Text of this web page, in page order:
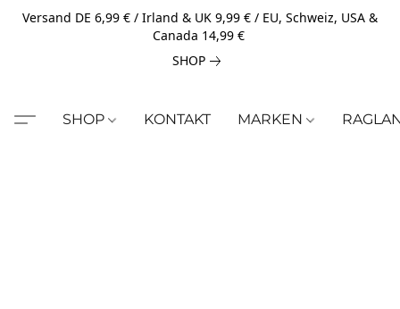
Versand DE 6,99 € / Irland & UK 9,99 € / EU, Schweiz, USA &
Canada 14,99 €
SHOP
SHOP KONTAKT MARKEN